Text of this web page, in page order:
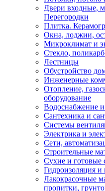
Двери входные,
Перегородки
Плитка.
Окна, лоджии,
Микроклимат и
Стекло,
Лестницы
Обустройство
Инженерные
Отопление,
оборудование
Водоснабжение и
Сантехника и
Системы
Электрика и
Сети,
Строительные
Сухие и готовые
Гидроизоляция и
Лакокрасочные
пропитки,